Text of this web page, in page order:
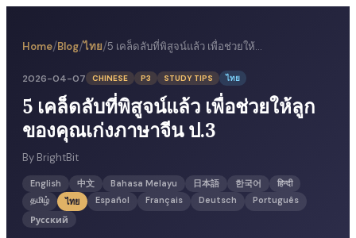
Home/Blog/ไทย/ 5 เคล็ดลับที่พิสูจน์แล้ว เพื่อช่วยให้ลูกของคุณเก่งภาษาจีน ป.3
2026-04-07 CHINESE P3 STUDY TIPS ไทย
5 เคล็ดลับที่พิสูจน์แล้ว เพื่อช่วยให้ลูก
ของคุณเก่งภาษาจีน ป.3
By BrightBit
English 中文 Bahasa Melayu 日本語 한국어
हिन्दी
தமிழ்
ไทย Español Français Deutsch
Português
Русский